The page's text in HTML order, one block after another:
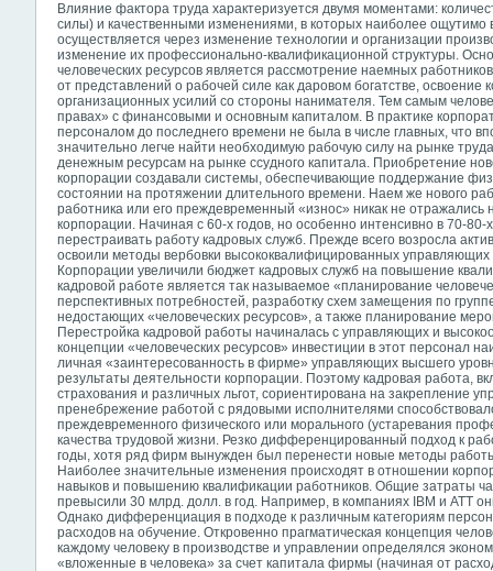
Влияние фактора труда характеризуется двумя моментами:
силы) и качественными изменениями, в которых наиболее
осуществляется через изменение технологии и организации
изменение их профессионально-квалификационной структуры.
человеческих ресурсов является рассмотрение наемных
от представлений о рабочей силе как даровом богатстве, освоение
организационных усилий со стороны нанимателя. Тем самым
правах» с финансовыми и основным капиталом. В практике
персоналом до последнего времени не была в числе главных, что
значительно легче найти необходимую рабочую силу на рынке
денежным ресурсам на рынке ссудного капитала. Приобретение
корпорации создавали системы, обеспечивающие поддержание
состоянии на протяжении длительного времени. Наем же нового
работника или его преждевременный «износ» никак не отражались
корпорации. Начиная с 60-х годов, но особенно интенсивно в 70-
перестраивать работу кадровых служб. Прежде всего возросла
освоили методы вербовки высококвалифицированных управляющих
Корпорации увеличили бюджет кадровых служб на повышение
кадровой работе является так называемое «планирование
перспективных потребностей, разработку схем замещения по
недостающих «человеческих ресурсов», а также планирование
Перестройка кадровой работы начиналась с управляющих и
концепции «человеческих ресурсов» инвестиции в этот персонал
личная «заинтересованность в фирме» управляющих высшего
результаты деятельности корпорации. Поэтому кадровая работа,
страхования и различных льгот, сориентирована на закрепление
пренебрежение работой с рядовыми исполнителями
преждевременного физического или морального (устаревания
качества трудовой жизни. Резко дифференцированный подход к
годы, хотя ряд фирм вынужден был перенести новые методы
Наиболее значительные изменения происходят в отношении
навыков и повышению квалификации работников. Общие затраты
превысили 30 млрд. долл. в год. Например, в компаниях IBM и ATT
Однако дифференциация в подходе к различным категориям
расходов на обучение. Откровенно прагматическая концепция
каждому человеку в производстве и управлении определялся
«вложенные в человека» за счет капитала фирмы (начиная от